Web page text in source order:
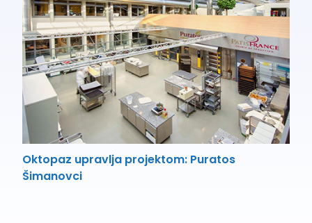
Oktopaz upravlja projektom: Puratos
Šimanovci